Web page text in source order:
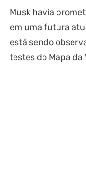
Musk havia
em uma futura
está sendo
testes do Mapa da